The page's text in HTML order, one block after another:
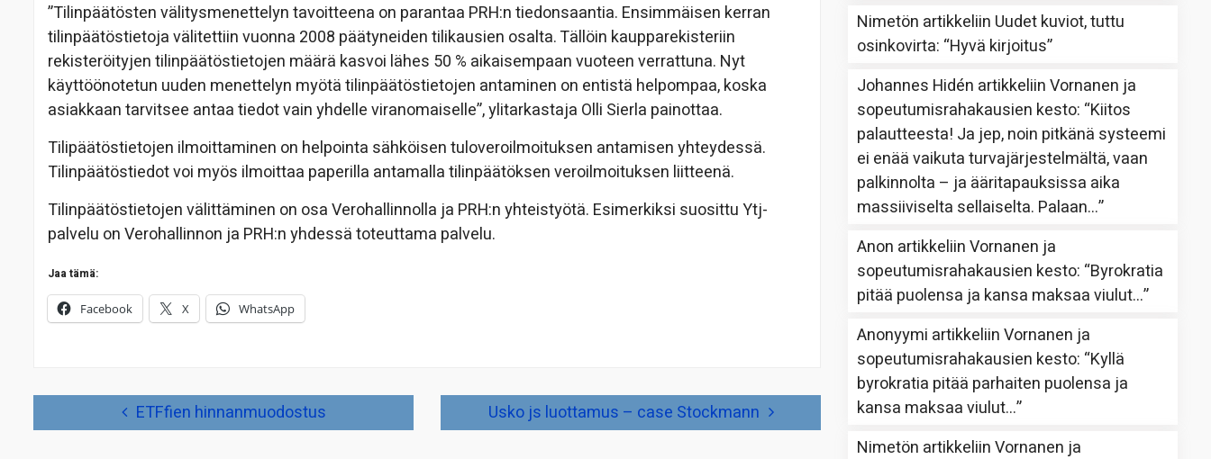
”Tilinpäätösten välitysmenettelyn tavoitteena on parantaa PRH:n tiedonsaantia. Ensimmäisen kerran
tilinpäätöstietoja välitettiin vuonna 2008 päätyneiden tilikausien osalta. Tällöin kaupparekisteriin
rekisteröityjen tilinpäätöstietojen määrä kasvoi lähes 50 % aikaisempaan vuoteen verrattuna. Nyt
käyttöönotetun uuden menettelyn myötä tilinpäätöstietojen antaminen on entistä helpompaa, koska
asiakkaan tarvitsee antaa tiedot vain yhdelle viranomaiselle”, ylitarkastaja Olli Sierla painottaa.
Tilipäätöstietojen ilmoittaminen on helpointa sähköisen tuloveroilmoituksen antamisen yhteydessä.
Tilinpäätöstiedot voi myös ilmoittaa paperilla antamalla tilinpäätöksen veroilmoituksen liitteenä.
Tilinpäätöstietojen välittäminen on osa Verohallinnolla ja PRH:n yhteistyötä. Esimerkiksi suosittu Ytj-
palvelu on Verohallinnon ja PRH:n yhdessä toteuttama palvelu.
Jaa tämä:
Facebook X WhatsApp
ETFfien hinnanmuodostus Usko js luottamus – case Stockmann
Nimetön artikkeliin Uudet kuviot, tuttu
osinkovirta: “Hyvä kirjoitus”
Johannes Hidén artikkeliinVornanen ja
sopeutumisrahakausien kesto: “Kiitos
palautteesta! Ja jep, noin pitkänä systeemi
ei enää vaikuta turvajärjestelmältä, vaan
palkinnolta – ja ääritapauksissa aika
massiiviselta sellaiselta. Palaan…”
Anon artikkeliinVornanen ja
sopeutumisrahakausien kesto: “Byrokratia
pitää puolensa ja kansa maksaa viulut…”
Anonyymi artikkeliinVornanen ja
sopeutumisrahakausien kesto: “Kyllä
byrokratia pitää parhaiten puolensa ja
kansa maksaa viulut…”
Nimetön artikkeliinVornanen ja